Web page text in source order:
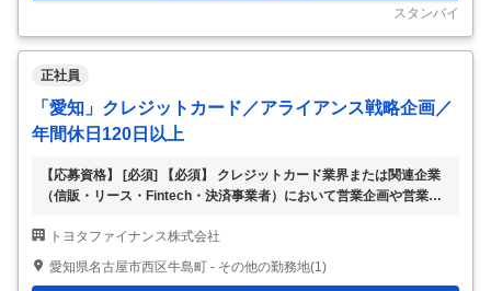
をおもいっきり発揮して、子どもたちのカラーを引き出します。
「できた！」を一…
スタンバイ
正社員
「愛知」クレジットカード／アライアンス戦略企画／
年間休日120日以上
【応募資格】 [必須] 【必須】 クレジットカード業界または関連企業
（信販・リース・Fintech・決済事業者）において営業企画や営業推
募資格」欄に併記しております 【フィットする人物像】 ‐ 【職種名】
【愛知】クレジットカード アライアンス戦略企画 ※年間休日120日以
トヨタファイナンス株式会社
愛知県名古屋市西区牛島町 - その他の勤務地(1)